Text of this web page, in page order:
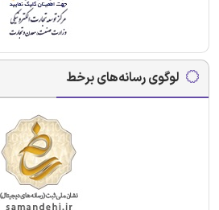
لوگوی رسانه‌های برخط